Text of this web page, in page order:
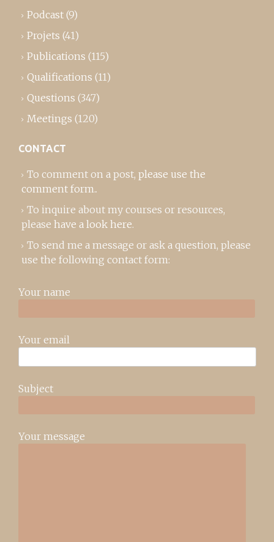
Podcast (9)
Projets (41)
Publications (115)
Qualifications (11)
Questions (347)
Meetings (120)
CONTACT
To comment on a post, please use the
comment form..
To inquire about my courses or resources,
please have a look here.
To send me a message or ask a question, please
use the following contact form:
Your name
Your email
Subject
Your message